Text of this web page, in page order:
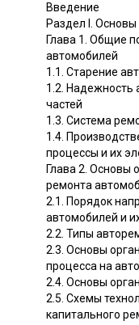
Введение
Раздел I.
Глава 1. Общие
автомобилей
1.1. Старение
1.2. Надежность
частей
1.3. Система
1.4.
процессы и их
Глава 2. Основы
ремонта
2.1. Порядок
автомобилей и
2.2. Типы
2.3. Основы
процесса на
2.4. Основы
2.5. Схемы
капитального